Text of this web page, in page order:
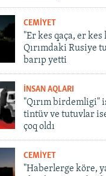
CEMİYET
"Er kes qaça, er kes
Qırımdaki Rusiye
barıp yetti
İNSAN AQLARI
"Qırım birdemligi"
tintüv ve tutuvlar
çoq oldı
CEMİYET
"Haberlerge köre,